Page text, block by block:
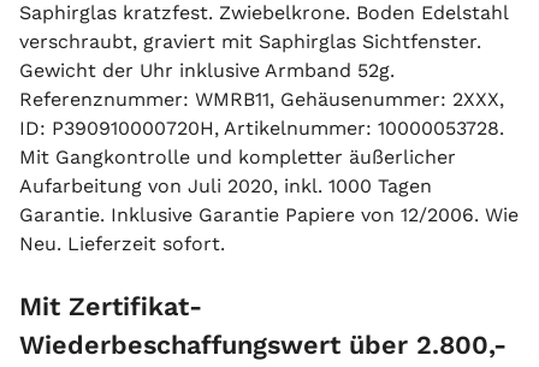
Saphirglas kratzfest. Zwiebelkrone. Boden Edelstahl
verschraubt, graviert mit Saphirglas Sichtfenster.
Gewicht der Uhr inklusive Armband 52g.
Referenznummer: WMRB11, Gehäusenummer: 2XXX,
ID: P390910000720H, Artikelnummer: 10000053728.
Mit Gangkontrolle und kompletter äußerlicher
Aufarbeitung von Juli 2020, inkl. 1000 Tagen
Garantie. Inklusive Garantie Papiere von 12/2006. Wie
Neu. Lieferzeit sofort.
Mit Zertifikat-
Wiederbeschaffungswert über 2.800,-